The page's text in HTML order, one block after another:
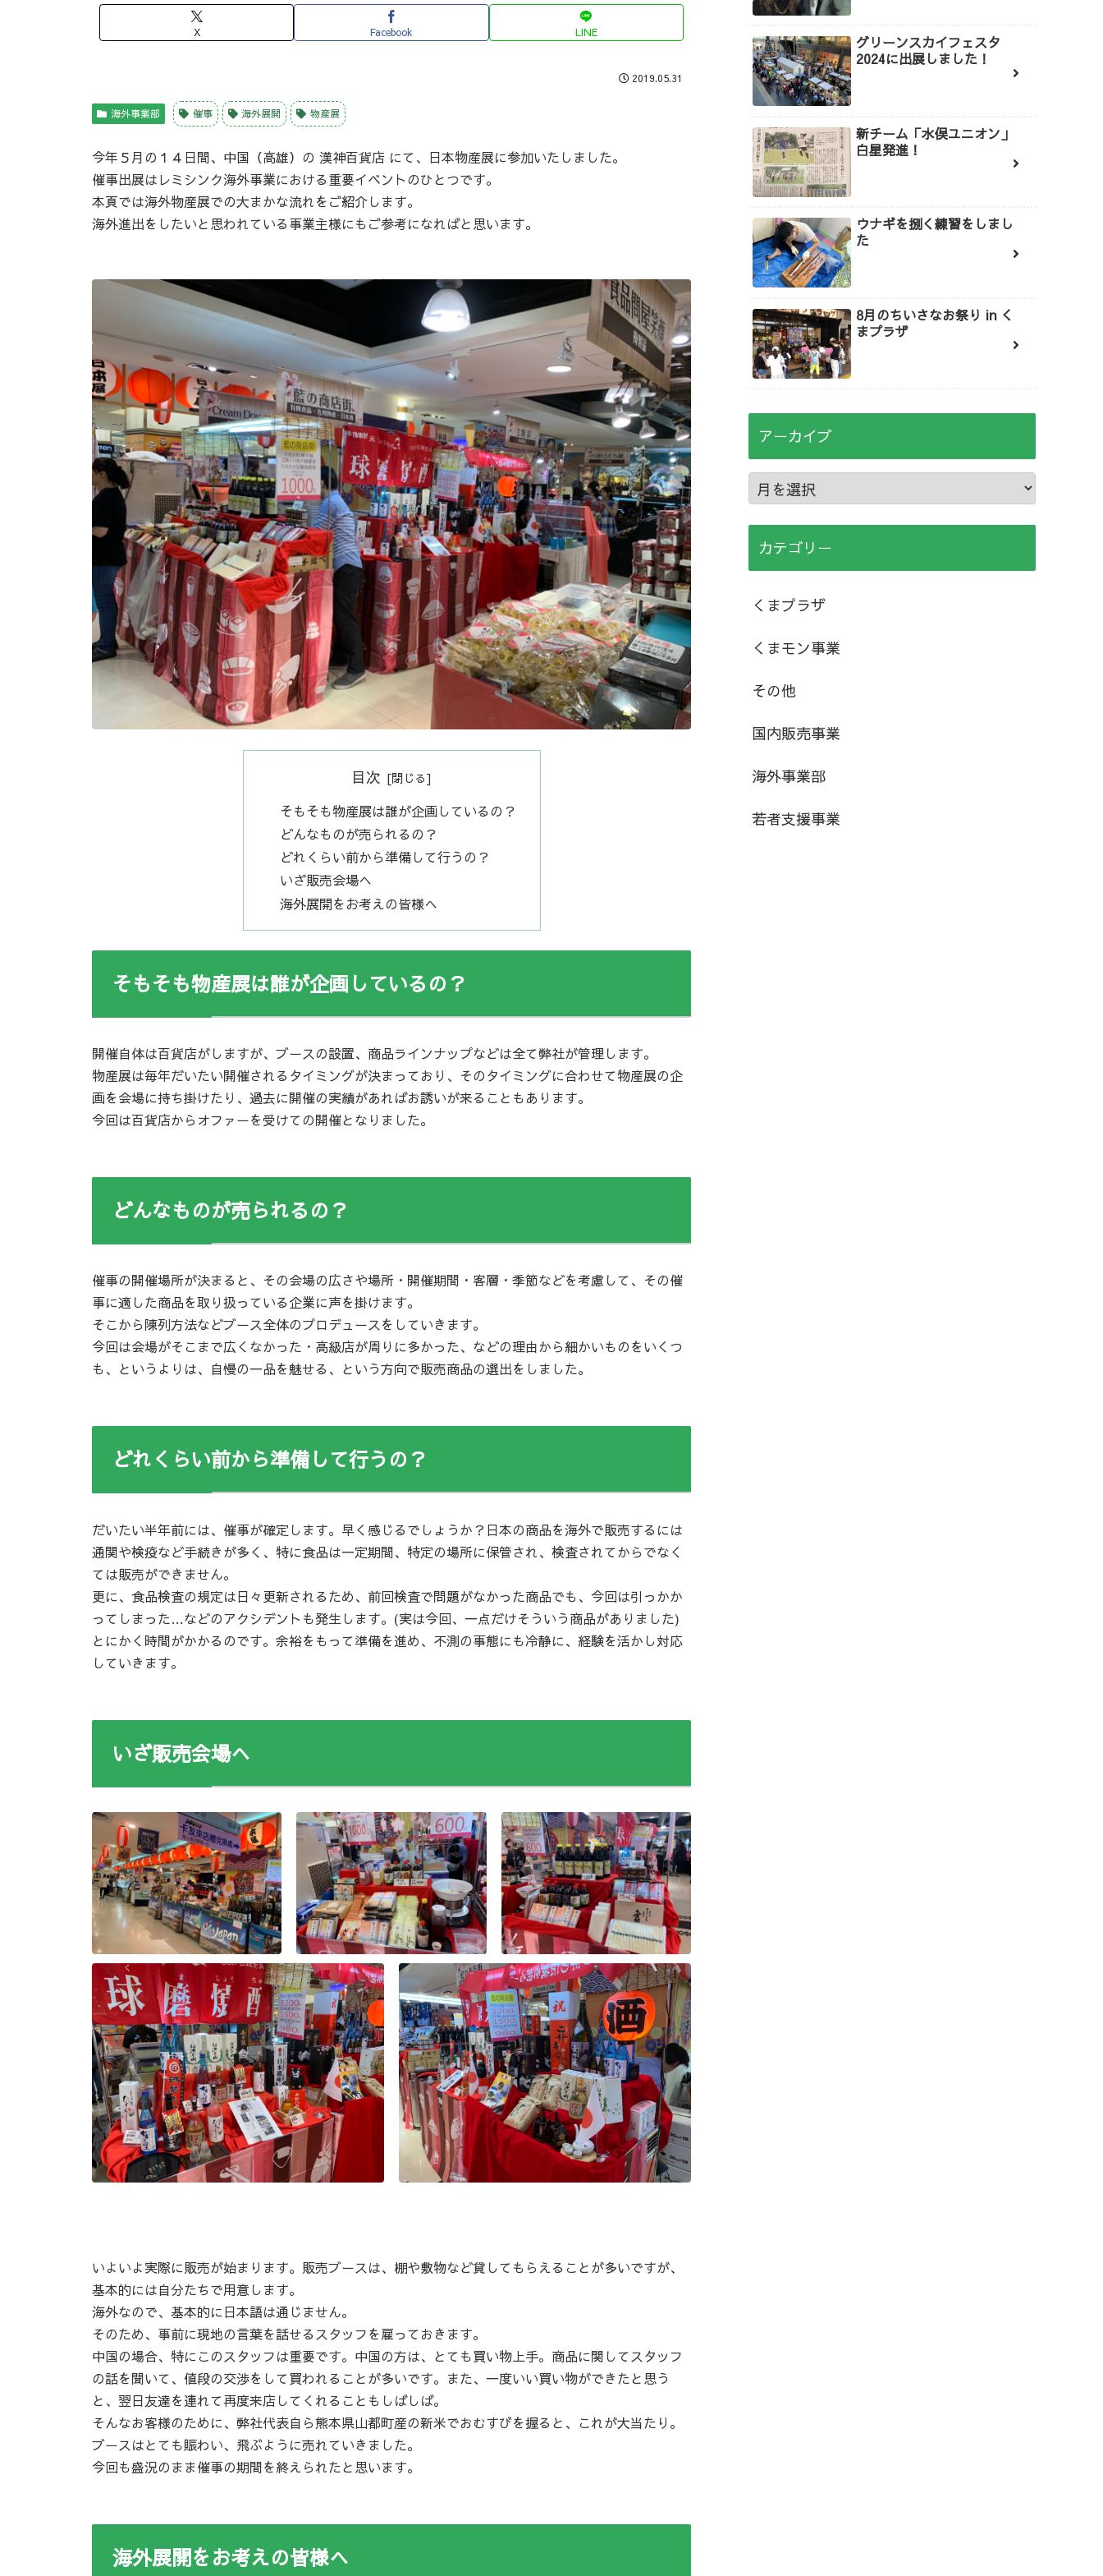
X Facebook LINE
2019.05.31
海外事業部 催事 海外展開 物産展
今年５月の１４日間、中国（高雄）の 漢神百貨店 にて、日本物産展に参加いたしました。
催事出展はレミシンク海外事業における重要イベントのひとつです。
本頁では海外物産展での大まかな流れをご紹介します。
海外進出をしたいと思われている事業主様にもご参考になればと思います。
目次
そもそも物産展は誰が企画しているの？
どんなものが売られるの？
どれくらい前から準備して行うの？
いざ販売会場へ
海外展開をお考えの皆様へ
そもそも物産展は誰が企画しているの？
開催自体は百貨店がしますが、ブースの設置、商品ラインナップなどは全て弊社が管理します。
物産展は毎年だいたい開催されるタイミングが決まっており、そのタイミングに合わせて物産展の企
画を会場に持ち掛けたり、過去に開催の実績があればお誘いが来ることもあります。
今回は百貨店からオファーを受けての開催となりました。
どんなものが売られるの？
催事の開催場所が決まると、その会場の広さや場所・開催期間・客層・季節などを考慮して、その催
事に適した商品を取り扱っている企業に声を掛けます。
そこから陳列方法などブース全体のプロデュースをしていきます。
今回は会場がそこまで広くなかった・高級店が周りに多かった、などの理由から細かいものをいくつ
も、というよりは、自慢の一品を魅せる、という方向で販売商品の選出をしました。
どれくらい前から準備して行うの？
だいたい半年前には、催事が確定します。早く感じるでしょうか？日本の商品を海外で販売するには
通関や検疫など手続きが多く、特に食品は一定期間、特定の場所に保管され、検査されてからでなく
ては販売ができません。
更に、食品検査の規定は日々更新されるため、前回検査で問題がなかった商品でも、今回は引っかか
ってしまった…などのアクシデントも発生します。(実は今回、一点だけそういう商品がありました)
とにかく時間がかかるのです。余裕をもって準備を進め、不測の事態にも冷静に、経験を活かし対応
していきます。
いざ販売会場へ
いよいよ実際に販売が始まります。販売ブースは、棚や敷物など貸してもらえることが多いですが、
基本的には自分たちで用意します。
海外なので、基本的に日本語は通じません。
そのため、事前に現地の言葉を話せるスタッフを雇っておきます。
中国の場合、特にこのスタッフは重要です。中国の方は、とても買い物上手。商品に関してスタッフ
の話を聞いて、値段の交渉をして買われることが多いです。また、一度いい買い物ができたと思う
と、翌日友達を連れて再度来店してくれることもしばしば。
そんなお客様のために、弊社代表自ら熊本県山都町産の新米でおむすびを握ると、これが大当たり。
ブースはとても賑わい、飛ぶように売れていきました。
今回も盛況のまま催事の期間を終えられたと思います。
海外展開をお考えの皆様へ
グリーンスカイフェスタ
2024に出展しました！
新チーム「水俣ユニオン」
白星発進！
ウナギを捌く練習をしまし
た
8月のちいさなお祭り in く
まプラザ
アーカイブ
カテゴリー
くまプラザ
くまモン事業
その他
国内販売事業
海外事業部
若者支援事業